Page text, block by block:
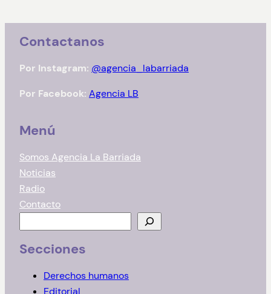
Contactanos
Por Instagram: @agencia_labarriada
Por Facebook: Agencia LB
Menú
Somos Agencia La Barriada
Noticias
Radio
Contacto
u
s
Secciones
Derechos humanos
Editorial